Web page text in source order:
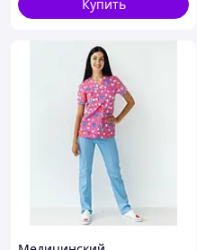
Купить